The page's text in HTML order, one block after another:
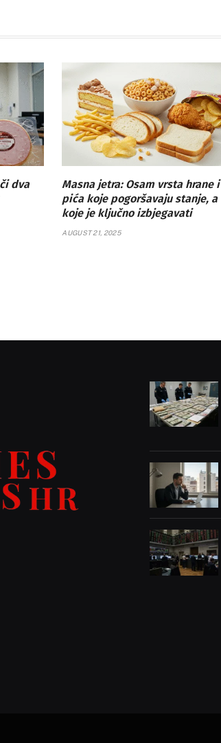
dva
Masna jetra: Osam vrsta hrane i
pića koje pogoršavaju stanje, a
koje je ključno izbjegavati
AUGUST 21, 2025